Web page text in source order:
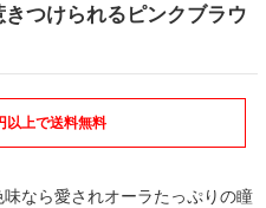
つけられるピンクブラウ
以上で送料無料
なら愛されオーラたっぷりの瞳